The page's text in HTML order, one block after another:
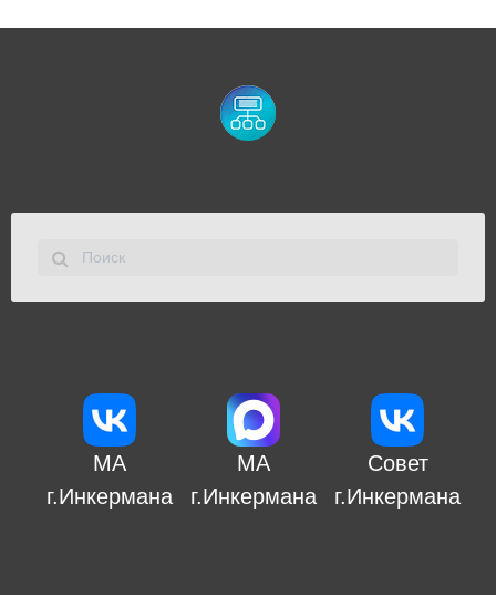
МА
г.Инкермана
МА
г.Инкермана
Совет
г.Инкермана